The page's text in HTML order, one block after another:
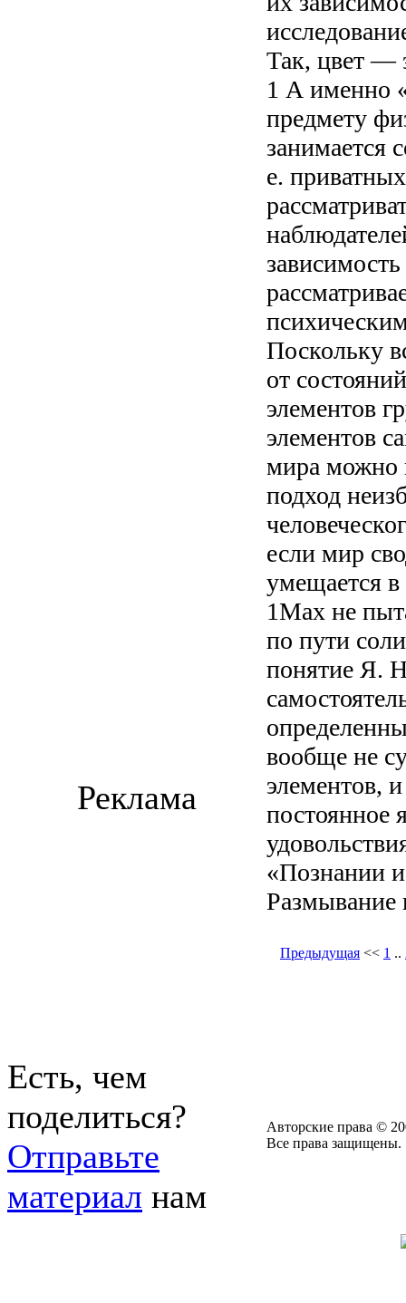
Так, цвет —
1 А именно
предмету
занимается
е.
Поскольку
от
элементов
элементов
мира можно
подход
если мир
умещается
1Мах не
по пути
понятие Я.
вообще не
элементов,
постоянное
«Познании
Размывание
Предыдущая << 1 ..
Реклама
Есть, чем
поделиться?
Отправьте
материал нам
Авторские права ©
Все права защищены.